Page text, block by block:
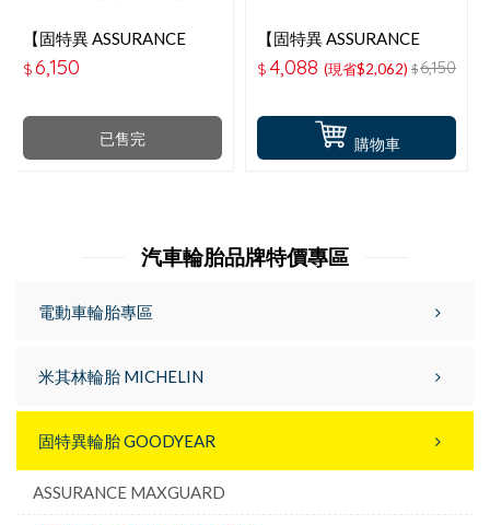
已售完
【固特異 ASSURANCE
MAXGUARD SUV】 225-
50-18操控性能輪胎
$6,150
購物車
【固特異 ASSURANCE
MAXGUARD SUV】 225-
60-18操控性能輪胎
$4,088 (現省$2,062) $6,150
汽車輪胎品牌特價專區
電動車輪胎專區
米其林輪胎 MICHELIN
固特異輪胎 GOODYEAR
ASSURANCE MAXGUARD